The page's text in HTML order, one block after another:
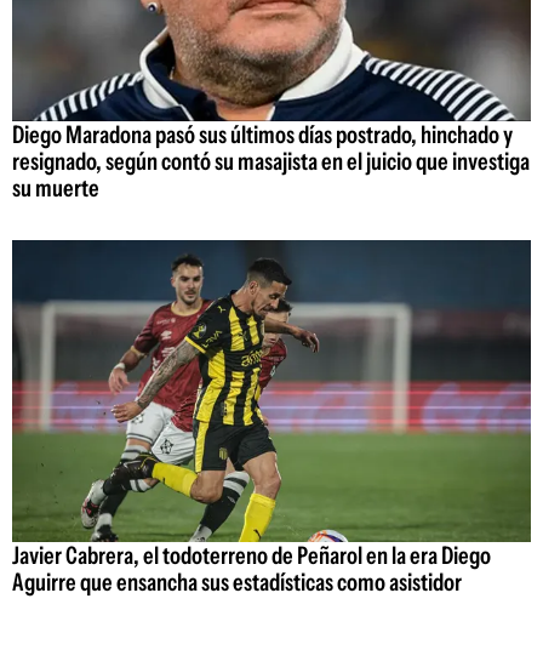
Diego Maradona pasó sus últimos días postrado, hinchado y
resignado, según contó su masajista en el juicio que investiga
su muerte
Javier Cabrera, el todoterreno de Peñarol en la era Diego
Aguirre que ensancha sus estadísticas como asistidor